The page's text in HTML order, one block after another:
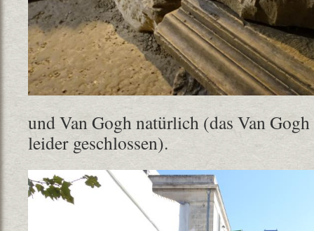
und Van Gogh natürlich (das Van
leider geschlossen).